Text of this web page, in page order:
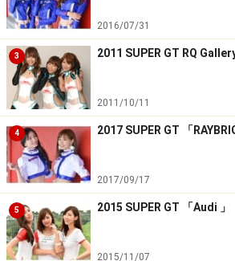
2016/07/31
3 2011 SUPER GT RQ
2011/10/11
4 2017 SUPER GT 「
2017/09/17
5 2015 SUPER GT 「Audi 」
2015/11/07